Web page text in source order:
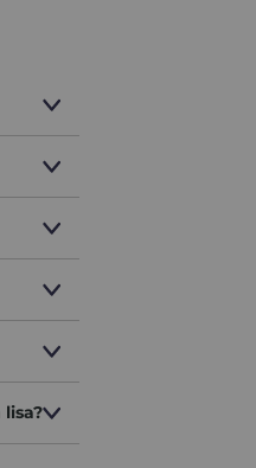
perfeita para